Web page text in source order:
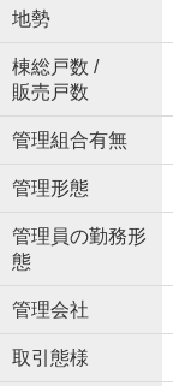
地勢
棟総戸数 /
販売戸数
管理組合有無
管理形態
管理員の勤務形
態
管理会社
取引態様